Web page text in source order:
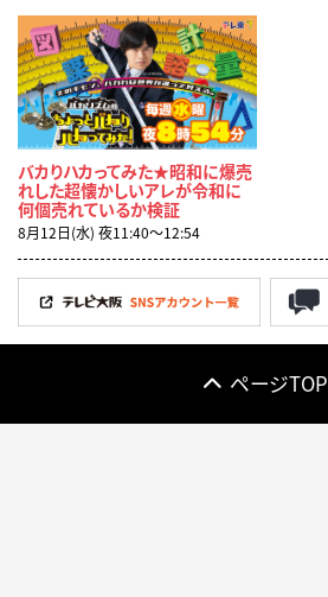
バカりハカってみた★昭和に爆売
れした超懐かしいアレが令和に
何個売れているか検証
8月12日(水) 夜11:40〜12:54
ページTOP